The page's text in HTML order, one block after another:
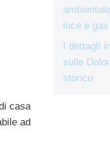
casa
ad
luce e gas
I dettagli
sulle
storico